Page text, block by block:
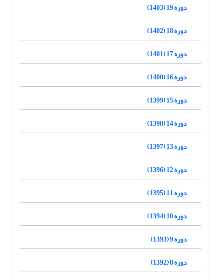
دوره 19 (1403)
دوره 18 (1402)
دوره 17 (1401)
دوره 16 (1400)
دوره 15 (1399)
دوره 14 (1398)
دوره 13 (1397)
دوره 12 (1396)
دوره 11 (1395)
دوره 10 (1394)
دوره 9 (1393)
دوره 8 (1392)